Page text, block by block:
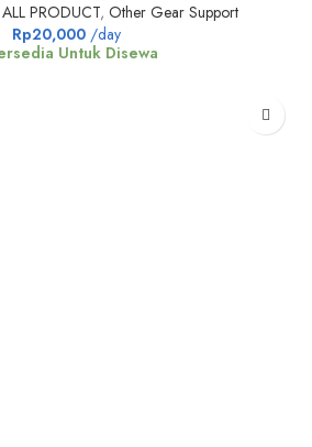
ALL PRODUCT, Other Gear Support
Rp20,000/day
Untuk Disewa